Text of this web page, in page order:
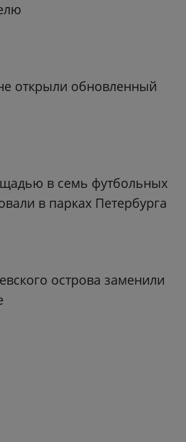
открыли обновленный
в семь футбольных
в парках Петербурга
острова заменили